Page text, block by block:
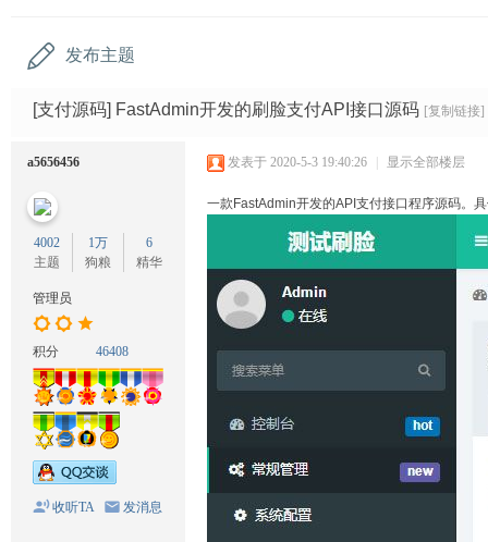
发布主题
[支付源码] FastAdmin开发的刷脸支付API接口源码 [复制链接]
a5656456
4002
主题
1万
狗粮
6
精华
管理员
积分 46408
收听TA 发消息
发表于 2020-5-3 19:40:26 | 显示全部楼层
一款FastAdmin开发的API支付接口程序源码。